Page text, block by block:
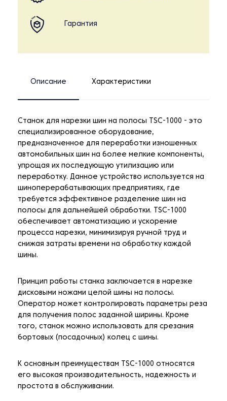
Гарантия
Описание Характеристики
Станок для нарезки шин на полосы TSC-1000 - это
специализированное оборудование,
предназначенное для переработки изношенных
автомобильных шин на более мелкие компоненты,
упрощая их последующую утилизацию или
переработку. Данное устройство используется на
шиноперерабатывающих предприятиях, где
требуется эффективное разделение шин на
полосы для дальнейшей обработки. TSC-1000
обеспечивает автоматизацию и ускорение
процесса нарезки, минимизируя ручной труд и
снижая затраты времени на обработку каждой
шины.
Принцип работы станка заключается в нарезке
дисковыми ножами целой шины на полосы.
Оператор может контролировать параметры реза
для получения полос заданной ширины. Кроме
того, станок можно использовать для срезания
бортовых (посадочных) колец с шины.
К основным преимуществам TSC-1000 относятся
его высокая производительность, надежность и
простота в обслуживании.